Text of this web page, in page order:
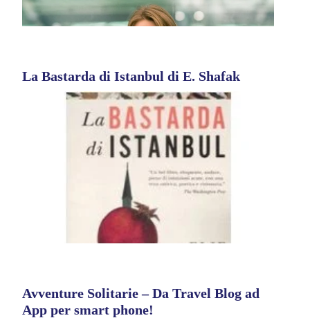
La Bastarda di Istanbul di E. Shafak
Avventure Solitarie – Da Travel Blog ad
App per smart phone!